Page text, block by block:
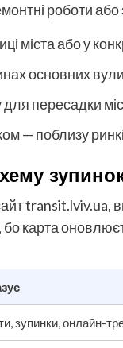
роботи або
міста або у
основних
пересадки
— поблизу
transit.lviv.ua,
бо карта
зупинки, онлайн-